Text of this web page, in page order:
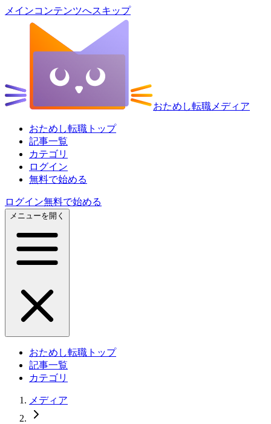
メインコンテンツへスキップ
おためし転職メディア
おためし転職トップ
記事一覧
カテゴリ
ログイン
無料で始める
ログイン無料で始める
メニューを開く
おためし転職トップ
記事一覧
カテゴリ
メディア